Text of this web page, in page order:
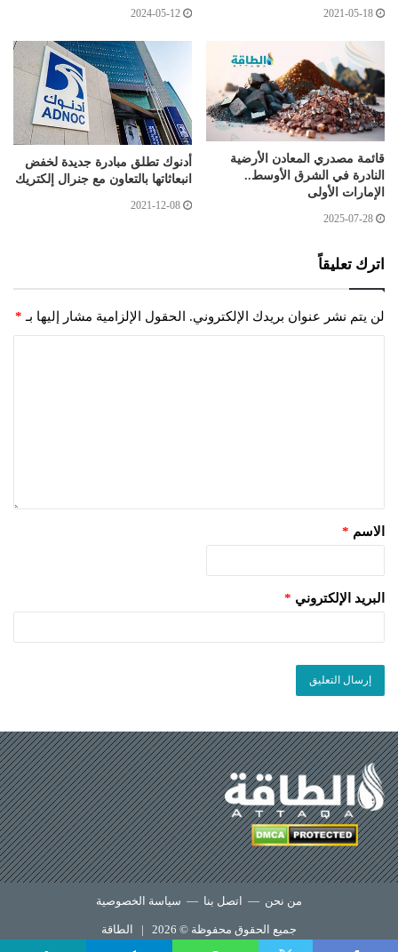
2021-05-18
2024-05-12
قائمة مصدري المعادن الأرضية
النادرة في الشرق الأوسط..
الإمارات الأولى
2025-07-28
أدنوك تطلق مبادرة جديدة لخفض
انبعاثاتها بالتعاون مع جنرال إلكتريك
2021-12-08
اترك تعليقاً
لن يتم نشر عنوان بريدك الإلكتروني. الحقول الإلزامية مشار إليها بـ *
الاسم *
البريد الإلكتروني *
من نحن — اتصل بنا — سياسة الخصوصية
جميع الحقوق محفوظة © 2026 | الطاقة